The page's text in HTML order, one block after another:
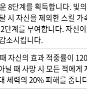
8단계를 획득합니다. 빛의
시 자신을 제외한 스킬 가속
단계를 부여합니다. 자신이
소시킵니다.
자신의 효과 적중률이
닐 때 사망 시 모든 적에게 자
체력의 20% 피해를 줍니다.